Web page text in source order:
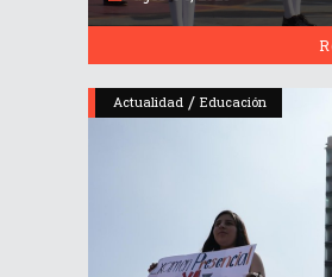
Actualidad / Educación